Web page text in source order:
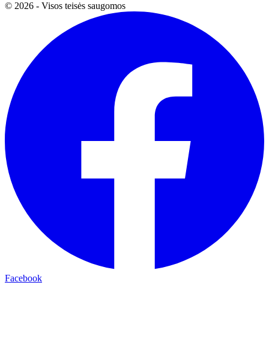
© 2026 - Visos teisės saugomos
Facebook